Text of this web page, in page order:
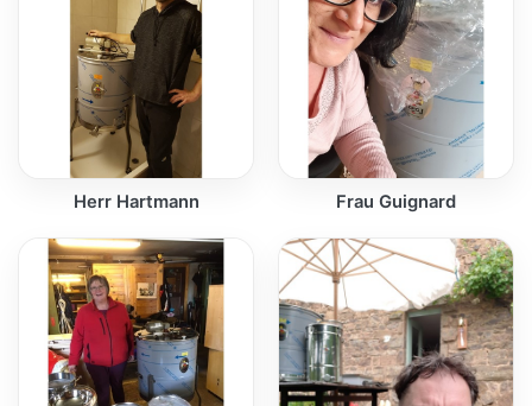
Herr Hartmann Frau Guignard